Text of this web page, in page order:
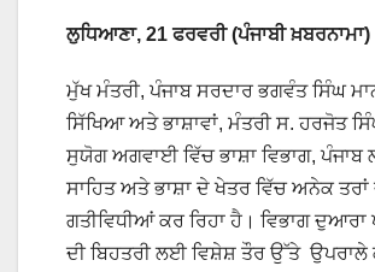
ਲੁਧਿਆਣਾ, 21 ਫਰਵਰੀ (ਪੰਜਾਬੀ ਖ਼ਬਰਨਾਮਾ)
ਮੁੱਖ ਮੰਤਰੀ, ਪੰਜਾਬ ਸਰਦਾਰ ਭਗਵੰਤ ਸਿੰਘ
ਸਿੱਖਿਆ ਅਤੇ ਭਾਸ਼ਾਵਾਂ, ਮੰਤਰੀ ਸ. ਹਰਜੋਤ
ਸੁਯੋਗ ਅਗਵਾਈ ਵਿੱਚ ਭਾਸ਼ਾ ਵਿਭਾਗ, ਪੰਜਾਬ
ਸਾਹਿਤ ਅਤੇ ਭਾਸ਼ਾ ਦੇ ਖੇਤਰ ਵਿੱਚ ਅਨੇਕ
ਗਤੀਵਿਧੀਆਂ ਕਰ ਰਿਹਾ ਹੈ। ਵਿਭਾਗ ਦੁਆਰਾ
ਦੀ ਬਿਹਤਰੀ ਲਈ ਵਿਸ਼ੇਸ਼ ਤੌਰ ਉੱਤੇ ਉਪਰਾਲੇ